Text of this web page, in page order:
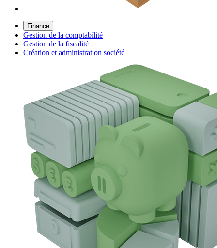
Finance
Gestion de la comptabilité
Gestion de la fiscalité
Création et administration société